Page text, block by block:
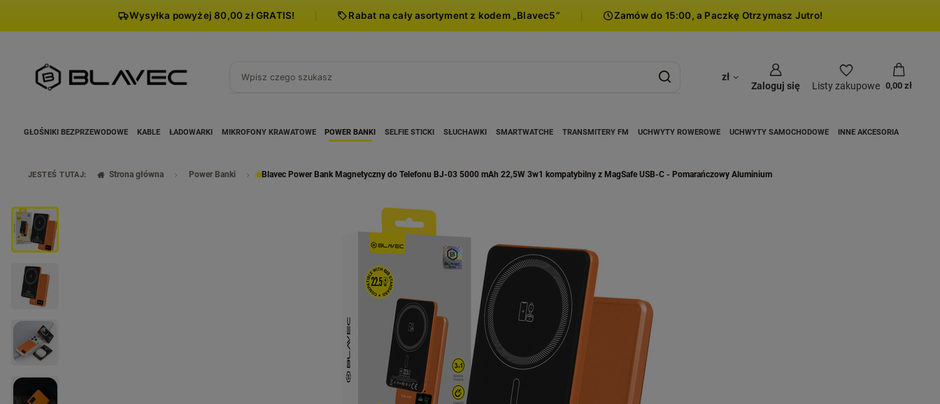
Wysyłka powyżej 80,00 zł GRATIS! Rabat na cały asortyment z kodem „Blavec5” Zamów do 15:00, a Paczkę Otrzymasz Jutro!
zł
Zaloguj się
Listy zakupowe 0,00 zł
GŁOŚNIKI BEZPRZEWODOWE KABLE ŁADOWARKI MIKROFONY KRAWATOWE POWER BANKI SELFIE STICKI SŁUCHAWKI SMARTWATCHE TRANSMITERY FM UCHWYTY ROWEROWE UCHWYTY SAMOCHODOWE INNE AKCESORIA
JESTEŚ TUTAJ: Strona główna Power Banki Blavec Power Bank Magnetyczny do Telefonu BJ-03 5000 mAh 22,5W 3w1 kompatybilny z MagSafe USB-C - Pomarańczowy Aluminium